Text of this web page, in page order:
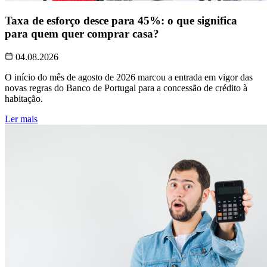
Taxa de esforço desce para 45%: o que significa
para quem quer comprar casa?
04.08.2026
O início do mês de agosto de 2026 marcou a entrada em vigor das
novas regras do Banco de Portugal para a concessão de crédito à
habitação.
Ler mais